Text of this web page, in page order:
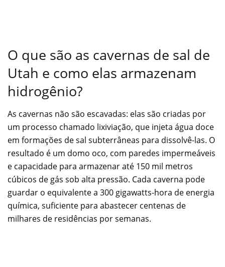
O que são as cavernas de sal de
Utah e como elas armazenam
hidrogênio?
As cavernas não são escavadas: elas são criadas por
um processo chamado lixiviação, que injeta água doce
em formações de sal subterrâneas para dissolvê-las. O
resultado é um domo oco, com paredes impermeáveis
e capacidade para armazenar até 150 mil metros
cúbicos de gás sob alta pressão. Cada caverna pode
guardar o equivalente a 300 gigawatts-hora de energia
química, suficiente para abastecer centenas de
milhares de residências por semanas.